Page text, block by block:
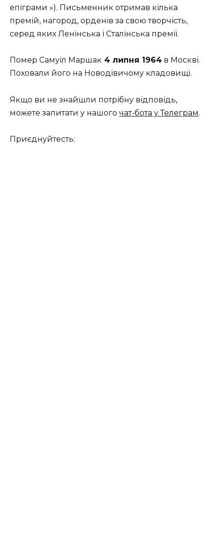
епіграми »). Письменник отримав кілька
премій, нагород, орденів за свою творчість,
серед яких Ленінська і Сталінська премії.
Помер Самуїл Маршак 4 липня 1964 в Москві.
Поховали його на Новодівичому кладовищі.
Якщо ви не знайшли потрібну відповідь,
можете запитати у нашого чат-бота у Телеграм.
Приєднуйтесть: